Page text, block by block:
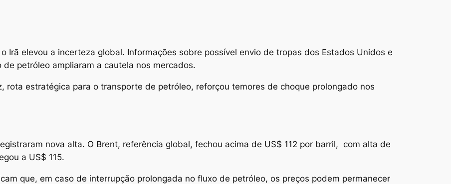
Irã elevou a incerteza global. Informações sobre possível envio de tropas dos Estados Unidos e
petróleo ampliaram a cautela nos mercados.
rota estratégica para o transporte de petróleo, reforçou temores de choque prolongado nos
nova alta. O Brent, referência global, fechou acima de US$ 112 por barril, com alta de
a US$ 115.
que, em caso de interrupção prolongada no fluxo de petróleo, os preços podem permanecer